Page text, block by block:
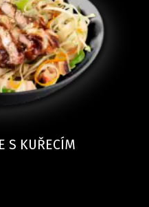
S KUŘECÍM